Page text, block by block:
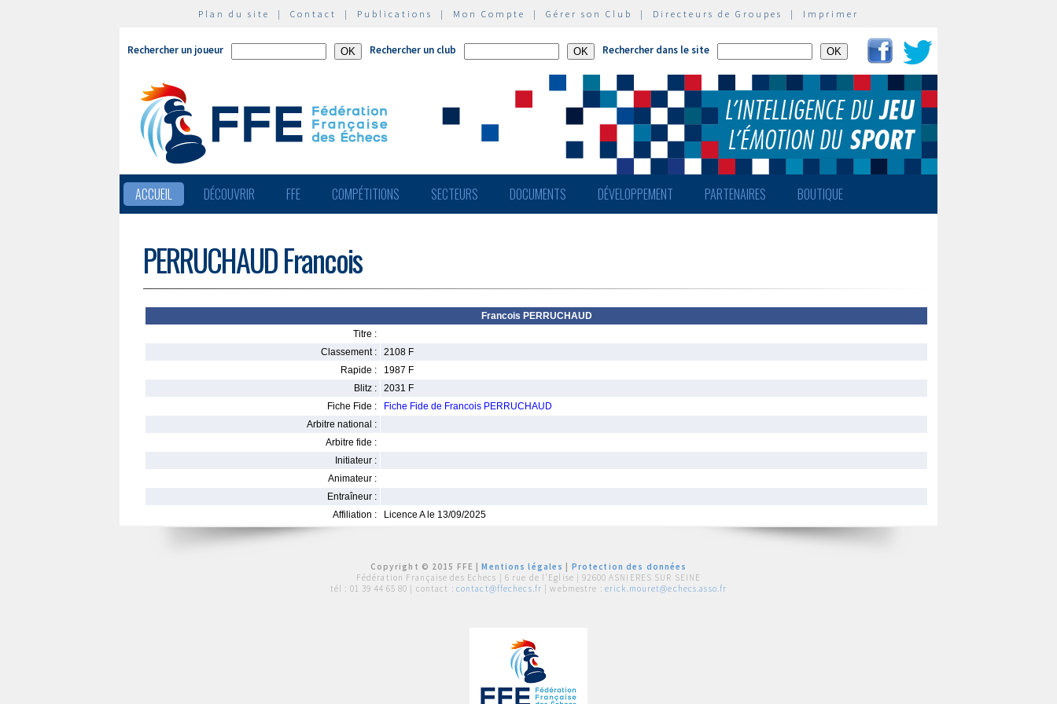
Plan du site | Contact | Publications | Mon Compte | Gérer son Club | Directeurs de Groupes | Imprimer
Rechercher un joueur Rechercher un club Rechercher dans le site
ACCUEIL DÉCOUVRIR FFE COMPÉTITIONS SECTEURS DOCUMENTS DÉVELOPPEMENT PARTENAIRES BOUTIQUE
PERRUCHAUD Francois
Francois PERRUCHAUD
Titre :
Classement :
2108 F
Rapide :
1987 F
Blitz :
2031 F
Fiche Fide :
Fiche Fide de Francois PERRUCHAUD
Arbitre national :
Arbitre fide :
Initiateur :
Animateur :
Entraîneur :
Affiliation :
Licence A le 13/09/2025
Copyright © 2015 FFE |Mentions légales
Protection des données
Fédération Française des Echecs | 6 rue de l'Eglise | 92600 ASNIERES SUR SEINE
tél : 01 39 44 65 80 | contact : contact@ffechecs.fr | webmestre : erick.mouret@echecs.asso.fr